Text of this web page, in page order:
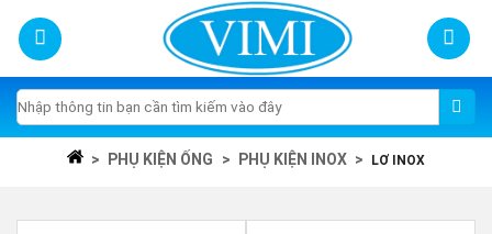
content
Tìm
kiếm:
> PHỤ KIỆN ỐNG > PHỤ KIỆN INOX > LƠ INOX